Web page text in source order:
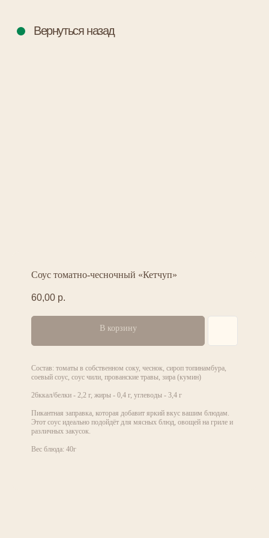
Соус томатно-чесночный «Кетчуп»
60,00 р.
В корзину
Состав: томаты в собственном соку, чеснок, сироп топинамбура,
соевый соус, соус чили, прованские травы, зира (кумин)
26ккал/белки - 2,2 г, жиры - 0,4 г, углеводы - 3,4 г
Пикантная заправка, которая добавит яркий вкус вашим блюдам.
Этот соус идеально подойдёт для мясных блюд, овощей на гриле и
различных закусок.
Вес блюда: 40г